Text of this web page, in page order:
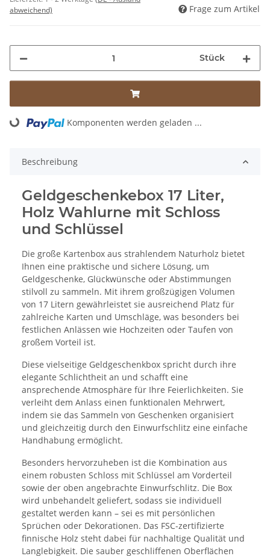
abweichend)
Frage zum Artikel
Stück
Loading... Komponenten werden geladen ...
Beschreibung
Geldgeschenkebox 17 Liter,
Holz Wahlurne mit Schloss
und Schlüssel
Die große Kartenbox aus strahlendem Naturholz bietet
Ihnen eine praktische und sichere Lösung, um
Geldgeschenke, Glückwünsche oder Abstimmungen
stilvoll zu sammeln. Mit ihrem großzügigen Volumen
von 17 Litern gewährleistet sie ausreichend Platz für
zahlreiche Karten und Umschläge, was besonders bei
festlichen Anlässen wie Hochzeiten oder Taufen von
großem Vorteil ist.
Diese vielseitige Geldgeschenkbox spricht durch ihre
elegante Schlichtheit an und schafft eine
ansprechende Atmosphäre für Ihre Feierlichkeiten. Sie
verleiht dem Anlass einen funktionalen Mehrwert,
indem sie das Sammeln von Geschenken organisiert
und gleichzeitig durch den Einwurfschlitz eine einfache
Handhabung ermöglicht.
Besonders hervorzuheben ist die Kombination aus
einem robusten Schloss mit Schlüssel am Vorderteil
sowie der oben angebrachte Einwurfschlitz. Die Box
wird unbehandelt geliefert, sodass sie individuell
gestaltet werden kann – sei es mit persönlichen
Sprüchen oder Dekorationen. Das FSC-zertifizierte
finnische Holz steht dabei für nachhaltige Qualität und
Langlebigkeit. Die sauber geschliffenen Oberflächen